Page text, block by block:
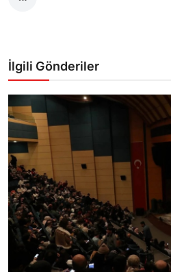
İlgili Gönderiler